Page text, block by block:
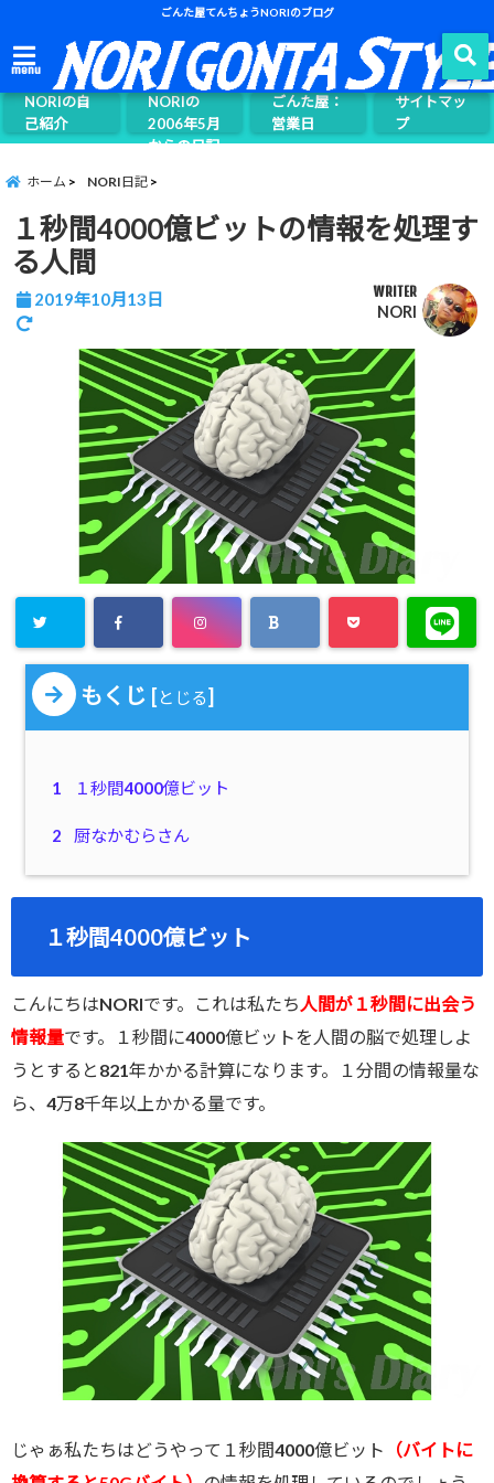
ごんた屋てんちょうNORIのブログ
menu
NORIの自
己紹介
ごんた屋て
んちょう
NORIの
2006年5月
からの日記
ごんた屋：
営業日
サイトマッ
プ
ホーム NORI日記
１秒間4000億ビットの情報を処理す
る人間
2019年10月13日 WRITER
NORI
もくじ [とじる]
1 １秒間4000億ビット
2 厨なかむらさん
１秒間4000億ビット
こんにちはNORIです。これは私たち人間が１秒間に出会う
情報量です。１秒間に4000億ビットを人間の脳で処理しよ
うとすると821年かかる計算になります。１分間の情報量な
ら、4万8千年以上かかる量です。
じゃぁ私たちはどうやって１秒間4000億ビット
（バイトに